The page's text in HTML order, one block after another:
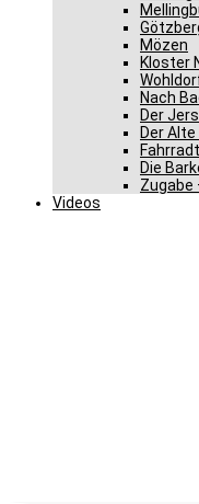
Mözen
Kloster
Nach
Der
Der
Die
Zugabe
Videos